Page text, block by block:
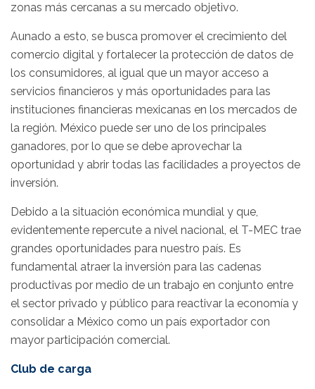
zonas más cercanas a su mercado objetivo.
Aunado a esto, se busca promover el crecimiento del
comercio digital y fortalecer la protección de datos de
los consumidores, al igual que un mayor acceso a
servicios financieros y más oportunidades para las
instituciones financieras mexicanas en los mercados de
la región. México puede ser uno de los principales
ganadores, por lo que se debe aprovechar la
oportunidad y abrir todas las facilidades a proyectos de
inversión.
Debido a la situación económica mundial y que,
evidentemente repercute a nivel nacional, el T-MEC trae
grandes oportunidades para nuestro país. Es
fundamental atraer la inversión para las cadenas
productivas por medio de un trabajo en conjunto entre
el sector privado y público para reactivar la economía y
consolidar a México como un país exportador con
mayor participación comercial.
Club de carga